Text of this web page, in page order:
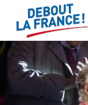
Panneau de gestion des